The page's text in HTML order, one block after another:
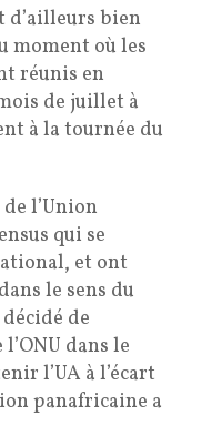
d’ailleurs bien
moment où les
réunis en
de juillet à
à la tournée du
l’Union
qui se
et ont
le sens du
de
dans le
l’UA à l’écart
panafricaine a